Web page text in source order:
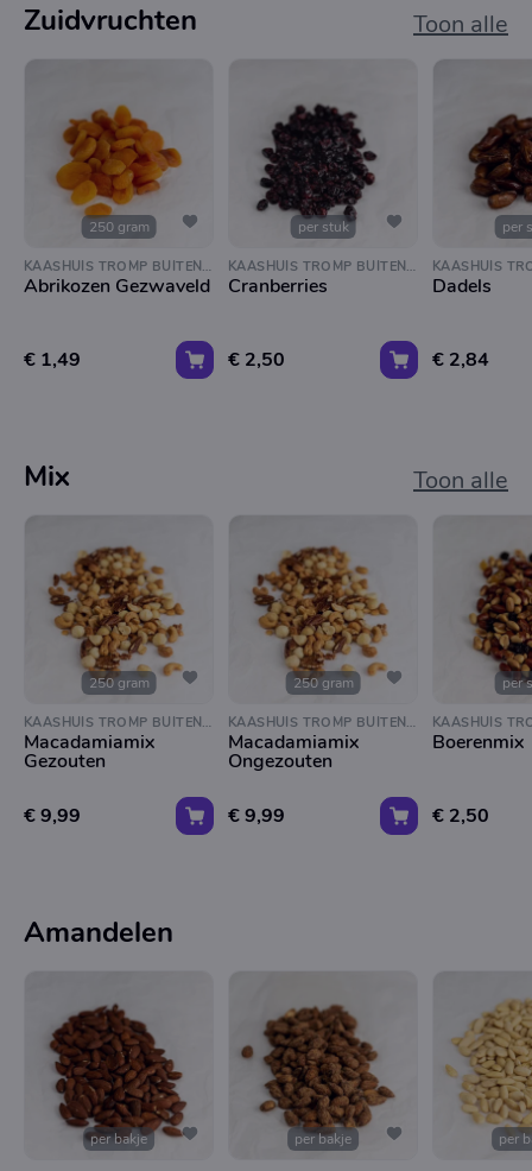
Zuidvruchten Toon alle
250 gram
KAASHUIS TROMP BUITENVELDERTSELAAN
Abrikozen Gezwaveld
€ 1,49
per stuk
KAASHUIS TROMP BUITENVELDERTSELAAN
Cranberries
€ 2,50
per
Dadels
€ 2,84
Mix Toon alle
250 gram
KAASHUIS TROMP BUITENVELDERTSELAAN
Macadamiamix
Gezouten
€ 9,99
250 gram
KAASHUIS TROMP BUITENVELDERTSELAAN
Macadamiamix
Ongezouten
€ 9,99
per
Boerenmix
€ 2,50
Amandelen
per bakje per bakje per